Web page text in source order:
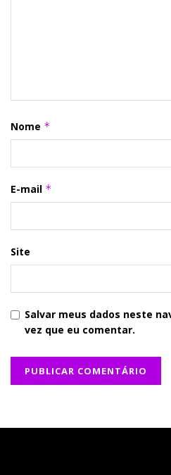
Nome *
E-mail *
Site
Salvar meus dados neste
vez que eu comentar.